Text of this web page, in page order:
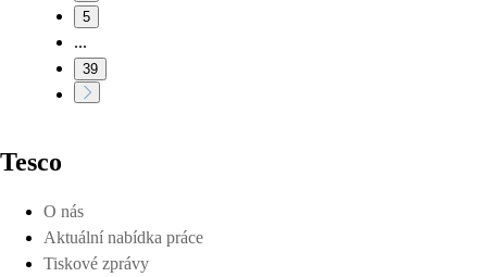
5
...
39
Tesco
O nás
Aktuální nabídka práce
Tiskové zprávy